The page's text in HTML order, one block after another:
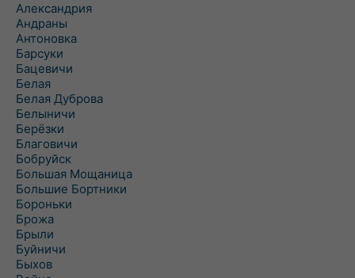
Александрия
Андраны
Антоновка
Барсуки
Бацевичи
Белая
Белая Дуброва
Белыничи
Берёзки
Благовичи
Бобруйск
Большая Мощаница
Большие Бортники
Бороньки
Брожа
Брыли
Буйничи
Быхов